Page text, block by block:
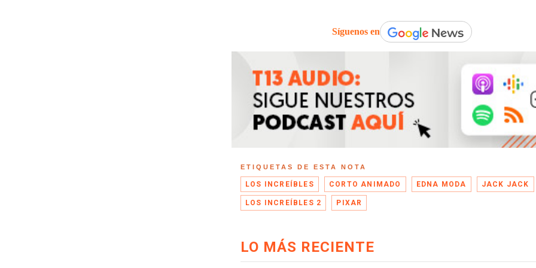
Síguenos en
ETIQUETAS DE ESTA NOTA
LOS INCREÍBLES CORTO ANIMADO EDNA MODA JACK JACK
LOS INCREÍBLES 2 PIXAR
LO MÁS RECIENTE